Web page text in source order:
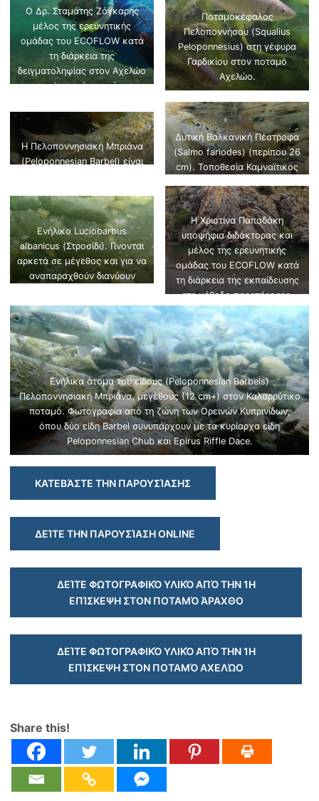
δειγματοληψίας
Ο Δρ. Σταμάτης Ζόγκαρης
μέλος της ερευνητικής
ομάδας του ECOFLOW κατά
τη διάρκεια της
δειγματοληψίας στον Αχελώο
ποταμό κοντά στη γέφυρα
Ποταμοκέφαλος
Πελοποννήσου (Squalius
Peloponnesius) στη γέφυρα
Γαρδικίου στον ποταμό
Αχελώο.
Η Πελοποννησιακή Μπριάνα
(Peloponnesian Barbel) είναι
φωτογραφία φαίνεται ένα
μικρού μεγέθους Barbel (<5
cm TL). Τοποθεσία γέφυρα
Γαρδικίου στον ποταμό
Αχελώο
Δυτική Βαλκανική Πέστροφα
(Salmo fariodes) (περίπου 26
cm). Τοποθεσία Καμναϊτικος
Ενήλικο Luciobarbus
albanicus (Στροσίδι). Γίνονται
αρκετά σε μέγεθος και για να
αναπαραχθούν διανύουν
Τοποθεσία Γεφ. Μιχαλίτσι
Άραχθος ποταμός.
Η Χριστίνα Παπαδάκη
υποψήφια διδάκτορας και
μέλος της ερευνητικής
ομάδας του ECOFLOW κατά
τη διάρκεια της εκπαίδευσης
στη μέθοδο παρατήρησης,
κατάδυση με αναπνευστήρα
στον ποταμό Αχελώο.
Ενήλικα άτομα του είδους (Peloponnesian Barbels)
Πελοποννησιακή Μπριάνα, μεγέθους (12 cm+) στον Καλαρρύτικο
ποταμό. Φωτογραφία από τη ζώνη των Ορεινών Κυπρινίδων,
όπου δύο είδη Barbel συνυπάρχουν με τα κυρίαρχα είδη
Peloponnesian Chub και Epirus Riffle Dace.
ΚΑΤΕΒΆΣΤΕ ΤΗΝ ΠΑΡΟΥΣΊΑΣΗΣ
ΔΕΊΤΕ ΤΗΝ ΠΑΡΟΥΣΊΑΣΗ ONLINE
ΔΕΊΤΕ ΦΩΤΟΓΡΑΦΙΚΌ ΥΛΙΚΌ ΑΠΌ ΤΗΝ 1Η
ΕΠΊΣΚΕΨΗ ΣΤΟΝ ΠΟΤΑΜΌ ΆΡΑΧΘΟ
ΔΕΊΤΕ ΦΩΤΟΓΡΑΦΙΚΌ ΥΛΙΚΌ ΑΠΌ ΤΗΝ 1Η
ΕΠΊΣΚΕΨΗ ΣΤΟΝ ΠΟΤΑΜΌ ΑΧΕΛΏΟ
Share this!